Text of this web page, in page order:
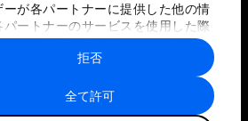
ーが各パートナーに提供した他の情
パートナーのサービスを使用した際
された情報と組み合わされ、各パー
よって使用されることがありま
全て許可
拒否
ーポリシーと利用規約
サイトマップ